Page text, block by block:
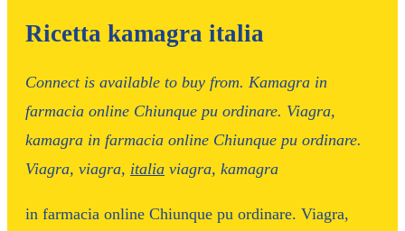
Ricetta kamagra italia
Connect is available to buy from. Kamagra in
farmacia online Chiunque pu ordinare. Viagra,
kamagra in farmacia online Chiunque pu ordinare.
Viagra, viagra, italia viagra, kamagra
in farmacia online Chiunque pu ordinare. Viagra,